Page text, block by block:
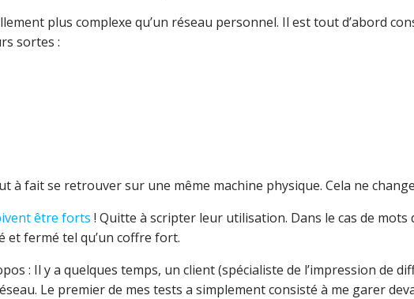
plus complexe qu’un réseau personnel. Il est tout d’abord
sortes :
à fait se retrouver sur une même machine physique. Cela ne
être forts ! Quitte à scripter leur utilisation. Dans le cas de
et fermé tel qu’un coffre fort.
: Il y a quelques temps, un client (spécialiste de l’impression de
Le premier de mes tests a simplement consisté à me garer